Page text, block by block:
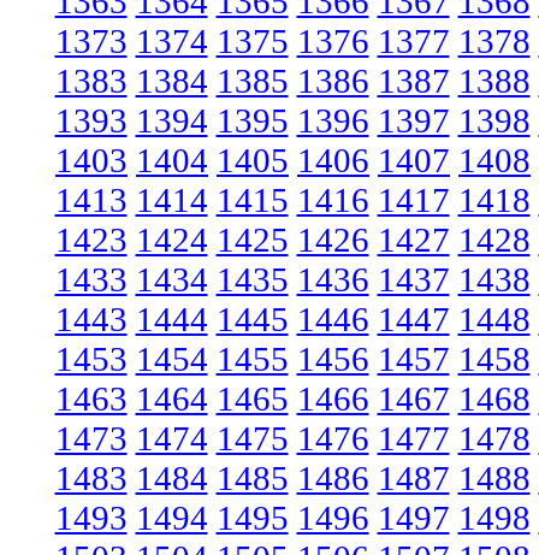
1373 1374 1375 1376 1377 1378
1383 1384 1385 1386 1387 1388
1393 1394 1395 1396 1397 1398
1403 1404 1405 1406 1407 1408
1413 1414 1415 1416 1417 1418
1423 1424 1425 1426 1427 1428
1433 1434 1435 1436 1437 1438
1443 1444 1445 1446 1447 1448
1453 1454 1455 1456 1457 1458
1463 1464 1465 1466 1467 1468
1473 1474 1475 1476 1477 1478
1483 1484 1485 1486 1487 1488
1493 1494 1495 1496 1497 1498